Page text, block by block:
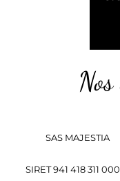
SAS MAJESTIA
SIRET 941 418 311